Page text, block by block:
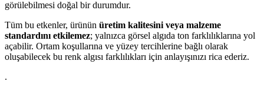
görülebilmesi doğal bir durumdur.
Tüm bu etkenler, ürünün üretim kalitesini veya malzeme
standardını etkilemez; yalnızca görsel algıda ton farklılıklarına yol
açabilir. Ortam koşullarına ve yüzey tercihlerine bağlı olarak
oluşabilecek bu renk algısı farklılıkları için anlayışınızı rica ederiz.
.